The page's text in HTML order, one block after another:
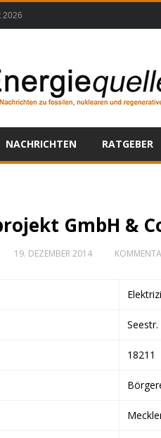
2026
NACHRICHTEN RATGEBER
GmbH &
19. DEZEMBER 2014
Seestr.
18211